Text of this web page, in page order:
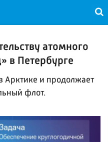
атомного
в Петербурге
Арктике и продолжает
флот.